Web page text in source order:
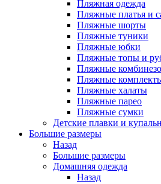
Пляжная одежда
Пляжные платья и
Пляжные шорты
Пляжные туники
Пляжные юбки
Пляжные топы и
Пляжные
Пляжные
Пляжные халаты
Пляжные парео
Пляжные сумки
Детские плавки и
Большие размеры
Назад
Большие размеры
Домашняя одежда
Назад